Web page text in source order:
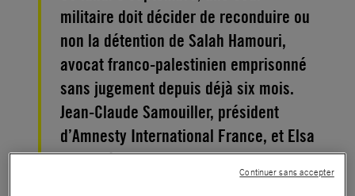
militaire doit décider de reconduire ou
non la détention de Salah Hamouri,
avocat franco-palestinien emprisonné
sans jugement depuis déjà six mois.
Jean-Claude Samouiller, président
d’Amnesty International France, et Elsa
Lefort, épouse de Salah Hamouri et
défenseure des droits humains,
Continuer sans accepter